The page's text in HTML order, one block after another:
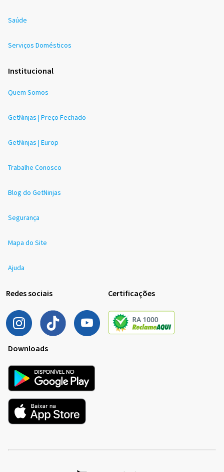
Saúde
Serviços Domésticos
Institucional
Quem Somos
GetNinjas | Preço Fechado
GetNinjas | Europ
Trabalhe Conosco
Blog do GetNinjas
Segurança
Mapa do Site
Ajuda
Redes sociais Certificações
Downloads